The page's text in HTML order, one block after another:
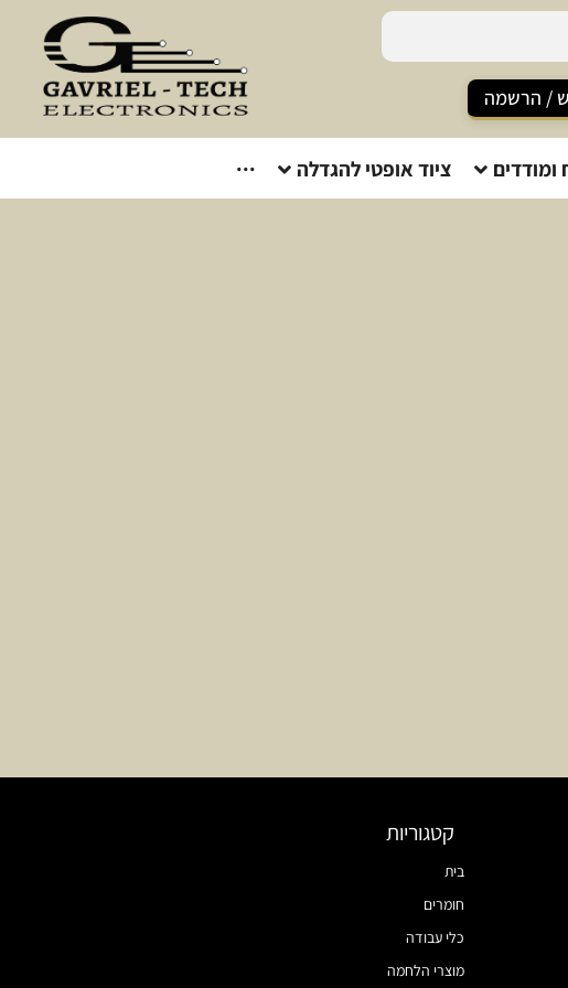
/ הרשמה
ומודדים ציוד אופטי להגדלה ···
קטגוריות
בית
חומרים
כלי עבודה
מוצרי הלחמה